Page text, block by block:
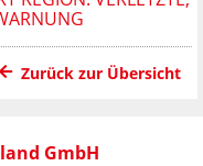
Zurück zur Übersicht
GmbH